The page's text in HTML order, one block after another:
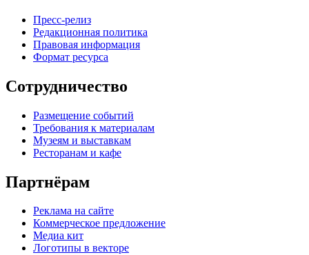
Пресс-релиз
Редакционная политика
Правовая информация
Формат ресурса
Сотрудничество
Размещение событий
Требования к материалам
Музеям и выставкам
Ресторанам и кафе
Партнёрам
Реклама на сайте
Коммерческое предложение
Медиа кит
Логотипы в векторе